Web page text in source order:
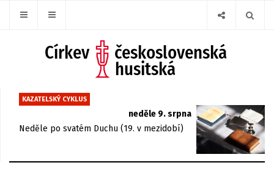
KAZATELSKÝ CYKLUS
neděle 9. srpna
Neděle po svatém Duchu (19. v mezidobí)